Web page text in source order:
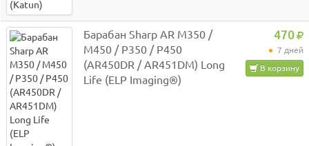
Барабан Sharp AR M350 /
M450 / P350 / P450
(AR450DR / AR451DM) Long
Life (ELP Imaging®)
470
7 дней
В корзину